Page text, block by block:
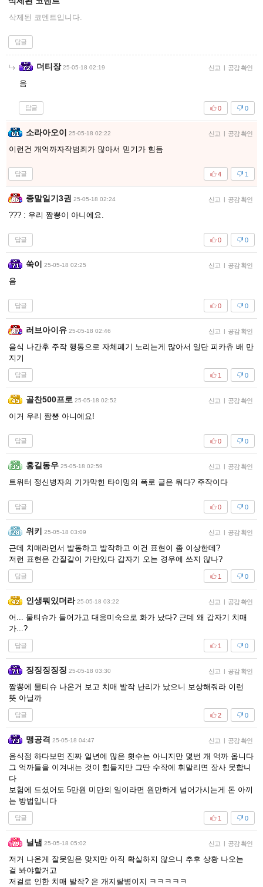
삭제된 코멘트입니다.
답글
더티장 25-05-18 02:19 신고 | 공감 확인
음
답글 0
0
소라아오이 25-05-18 02:22 신고 | 공감 확인
이런건 개억까자작범죄가 많아서 믿기가 힘듬
답글 1
4
종말일기3권 25-05-18 02:24 신고 | 공감 확인
??? : 우리 짬뽕이 아니에요.
답글 0
0
쑥이 25-05-18 02:25 신고 | 공감 확인
음
답글 0
0
러브아이유 25-05-18 02:46 신고 | 공감 확인
음식 나간후 주작 행동으로 자체폐기 노리는게 많아서 일단 피카츄 배 만
지기
답글 0
1
골찬500프로 25-05-18 02:52 신고 | 공감 확인
이거 우리 짬뽕 아니에요!
답글 0
0
홍길동우 25-05-18 02:59 신고 | 공감 확인
트위터 정신병자의 기가막힌 타이밍의 폭로 글은 뭐다? 주작이다
답글 0
0
위키 25-05-18 03:09 신고 | 공감 확인
근데 치매라면서 발동하고 발작하고 이건 표현이 좀 이상한데?
저런 표현은 간질같이 가만있다 갑자기 오는 경우에 쓰지 않나?
답글 0
1
인생뭐있더라 25-05-18 03:22 신고 | 공감 확인
어... 물티슈가 들어가고 대응미숙으로 화가 났다? 근데 왜 갑자기 치매
가...?
답글 0
1
징징징징징 25-05-18 03:30 신고 | 공감 확인
짬뽕에 물티슈 나온거 보고 치매 발작 난리가 났으니 보상해줘라 이런
뜻 아닐까
답글 0
2
맹공격 25-05-18 04:47 신고 | 공감 확인
음식점 하다보면 진짜 일년에 많은 횟수는 아니지만 몇번 개 억까 옵니다
그 억까들을 이겨내는 것이 힘들지만 그딴 수작에 휘말리면 장사 못합니
다
보험에 드셨어도 5만원 미만의 일이라면 원만하게 넘어가시는게 돈 아끼
는 방법입니다
답글 0
1
닐냄 25-05-18 05:02 신고 | 공감 확인
저거 나온게 잘못임은 맞지만 아직 확실하지 않으니 추후 상황 나오는
걸 봐야할거고
저걸로 인한 치매 발작? 은 개지랄병이지 ㅋㅋㅋㅋㅋ